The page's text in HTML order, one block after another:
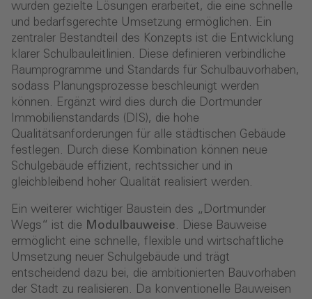
wurden gezielte Lösungen erarbeitet, die eine schnelle
und bedarfsgerechte Umsetzung ermöglichen. Ein
zentraler Bestandteil des Konzepts ist die Entwicklung
klarer Schulbauleitlinien. Diese definieren verbindliche
Raumprogramme und Standards für Schulbauvorhaben,
sodass Planungsprozesse beschleunigt werden
können. Ergänzt wird dies durch die Dortmunder
Immobilienstandards (DIS), die hohe
Qualitätsanforderungen für alle städtischen Gebäude
festlegen. Durch diese Kombination können neue
Schulgebäude effizient, rechtssicher und in
gleichbleibend hoher Qualität realisiert werden.
Ein weiterer wichtiger Baustein des „Dortmunder
Wegs“ ist die Modulbauweise. Diese Bauweise
ermöglicht eine schnelle, flexible und wirtschaftliche
Umsetzung neuer Schulgebäude und trägt
entscheidend dazu bei, die ambitionierten Bauvorhaben
der Stadt zu realisieren. Da konventionelle Bauweisen